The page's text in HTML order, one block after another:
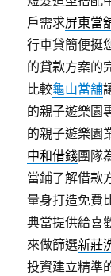
戶需求屏東當
行車貸簡便挺
的貸款方案的
比較龜山當舖
的親子遊樂園
的親子遊樂園
中和借錢團隊
當鋪了解借款
量身打造免費
典當提供給喜
來做篩選新莊
投資建立精準